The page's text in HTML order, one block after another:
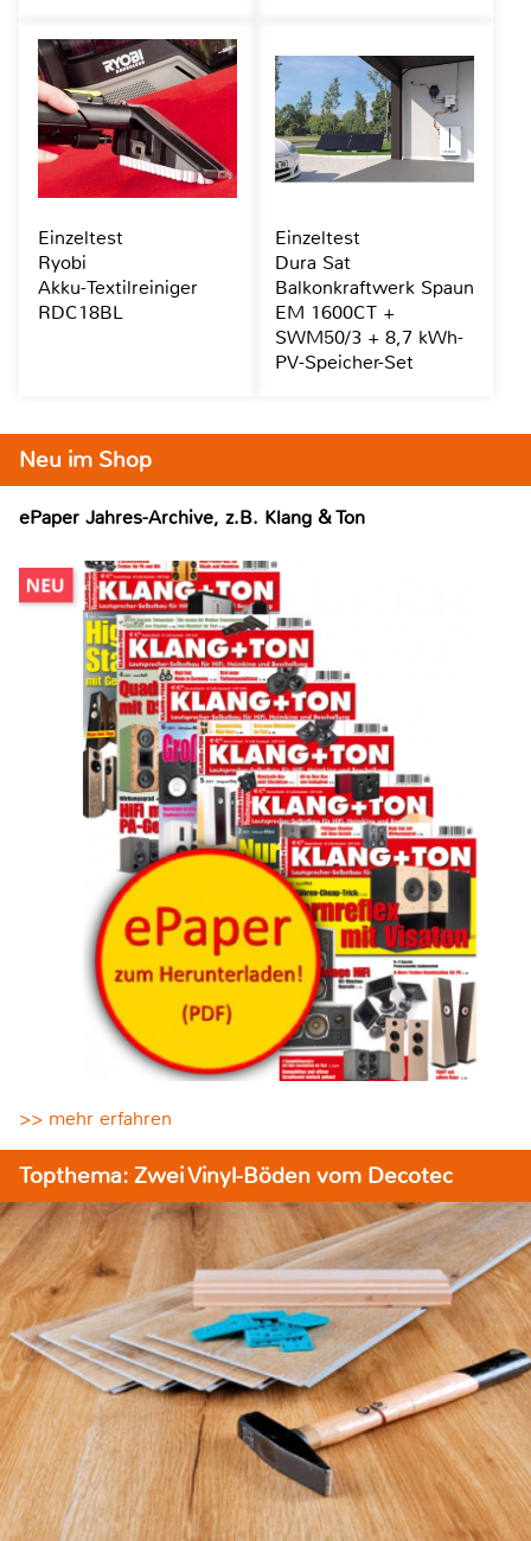
Neu im Shop
ePaper Jahres-Archive, z.B. Klang & Ton
>> mehr erfahren
Topthema: Zwei Vinyl-Böden vom Decotec
Einzeltest
Ryobi
Akku-Textilreiniger
RDC18BL
Einzeltest
Dura Sat
Balkonkraftwerk Spaun
EM 1600CT +
SWM50/3 + 8,7 kWh-
PV-Speicher-Set